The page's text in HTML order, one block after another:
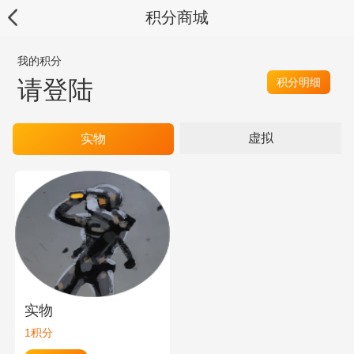
积分商城
我的积分
请登陆 积分明细
实物 虚拟
实物
1积分